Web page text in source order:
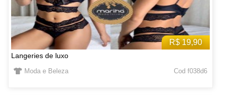
R$ 19,90
Langeries de luxo
Moda e Beleza Cod f038d6